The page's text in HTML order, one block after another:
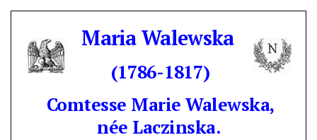
Maria Walewska
(1786-1817)
Comtesse Marie Walewska,
née Laczinska.